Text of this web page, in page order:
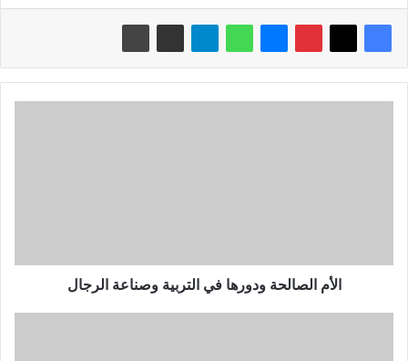
الأم الصالحة ودورها في التربية وصناعة الرجال